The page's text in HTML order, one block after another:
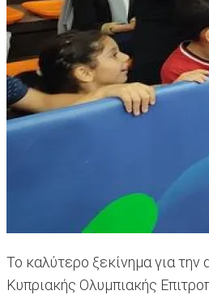
Το καλύτερο ξεκίνημα για την
Κυπριακής Ολυμπιακής